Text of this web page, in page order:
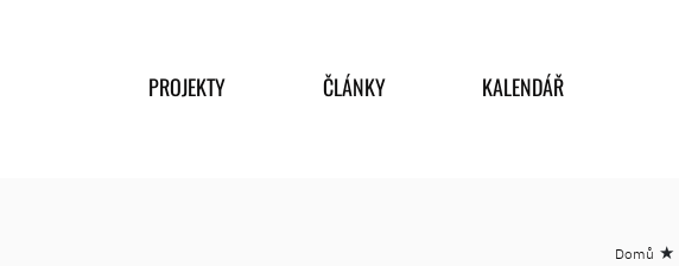
PROJEKTY ČLÁNKY KALENDÁŘ
Domů ★